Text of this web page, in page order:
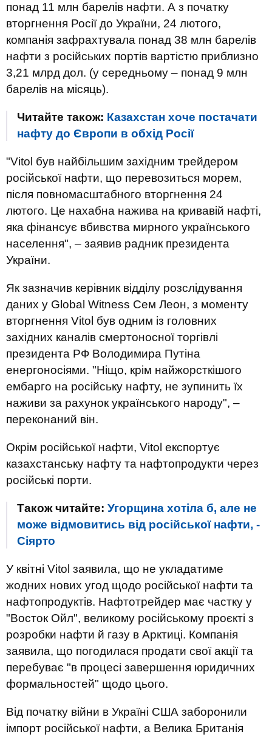
понад 11 млн барелів нафти. А з початку
вторгнення Росії до України, 24 лютого,
компанія зафрахтувала понад 38 млн барелів
нафти з російських портів вартістю приблизно
3,21 млрд дол. (у середньому – понад 9 млн
барелів на місяць).
Читайте також: Казахстан хоче постачати
нафту до Європи в обхід Росії
"Vitol був найбільшим західним трейдером
російської нафти, що перевозиться морем,
після повномасштабного вторгнення 24
лютого. Це нахабна нажива на кривавій нафті,
яка фінансує вбивства мирного українського
населення", – заявив радник президента
України.
Як зазначив керівник відділу розслідування
даних у Global Witness Сем Леон, з моменту
вторгнення Vitol був одним із головних
західних каналів смертоносної торгівлі
президента РФ Володимира Путіна
енергоносіями. "Ніщо, крім найжорсткішого
ембарго на російську нафту, не зупинить їх
наживи за рахунок українського народу", –
переконаний він.
Окрім російської нафти, Vitol експортує
казахстанську нафту та нафтопродукти через
російські порти.
Також читайте: Угорщина хотіла б, але не
може відмовитись від російської нафти, -
Сіярто
У квітні Vitol заявила, що не укладатиме
жодних нових угод щодо російської нафти та
нафтопродуктів. Нафтотрейдер має частку у
"Восток Ойл", великому російському проєкті з
розробки нафти й газу в Арктиці. Компанія
заявила, що погодилася продати свої акції та
перебуває "в процесі завершення юридичних
формальностей" щодо цього.
Від початку війни в Україні США заборонили
імпорт російської нафти, а Велика Британія